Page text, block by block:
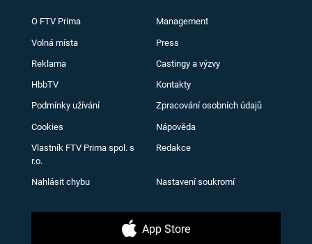
O FTV Prima Management
Volná místa Press
Reklama Castingy a výzvy
HbbTV Kontakty
Podmínky užívání Zpracování osobních údajů
Cookies Nápověda
Vlastník FTV Prima spol. s
r.o.
Redakce
Nahlásit chybu Nastavení soukromí
App Store